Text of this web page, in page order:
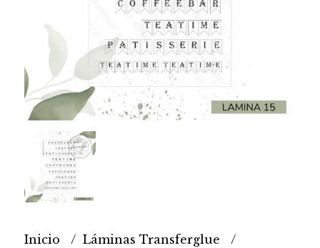
Inicio
Láminas Transferglue